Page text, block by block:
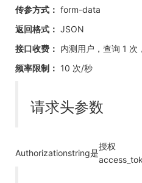
传参方式： form-data
返回格式： JSON
接口收费： 内测用户，查询 1 次
频率限制： 10 次/秒
请求头参数
Authorizationstring是
授权